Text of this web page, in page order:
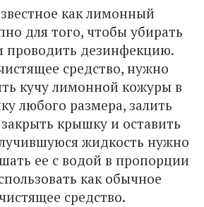
как лимонный
для того, чтобы убирать
проводить дезинфекцию.
средство, нужно
кучу лимонной кожуры в
любого размера, залить
крышку и оставить
жидкость нужно
ее с водой в пропорции
как обычное
средство.